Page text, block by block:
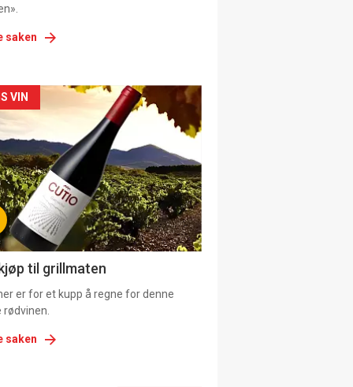
saken
VIN
til grillmaten
er for et kupp å regne for denne
rødvinen.
saken